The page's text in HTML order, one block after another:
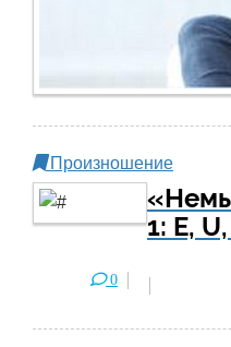
Произношение
1: E,
0